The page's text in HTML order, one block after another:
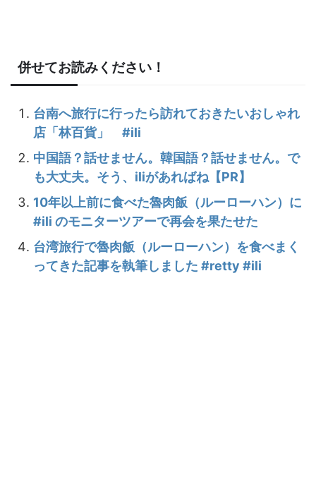
併せてお読みください！
台南へ旅行に行ったら訪れておきたいおしゃれ
店「林百貨」 #ili
中国語？話せません。韓国語？話せません。で
も大丈夫。そう、iliがあればね【PR】
10年以上前に食べた魯肉飯（ルーローハン）に
#ili のモニターツアーで再会を果たせた
台湾旅行で魯肉飯（ルーローハン）を食べまく
ってきた記事を執筆しました #retty #ili